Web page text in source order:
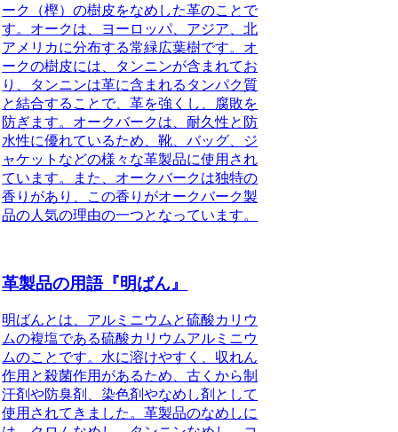
ーク（樫）の樹皮をなめした革のことで
す。オークは、ヨーロッパ、アジア、北
アメリカに分布する常緑広葉樹です。オ
ークの樹皮には、タンニンが含まれてお
り、タンニンは革に含まれるタンパク質
と結合することで、革を強くし、腐敗を
防ぎます。オークバークは、耐久性と防
水性に優れているため、靴、バッグ、ジ
ャケットなどの様々な革製品に使用され
ています。また、オークバークは独特の
香りがあり、この香りがオークバーク製
品の人気の理由の一つとなっています。
革製品の用語『明ばん』
明ばんとは、アルミニウムと硫酸カリウ
ムの複塩である硫酸カリウムアルミニウ
ムのことです。水に溶けやすく、収れん
作用と殺菌作用があるため、古くから制
汗剤や防臭剤、染色剤やなめし剤として
使用されてきました。革製品のなめしに